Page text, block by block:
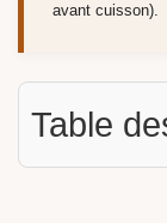
avant cuisson).
Table